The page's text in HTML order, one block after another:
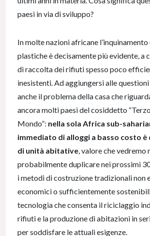
paesi in via di sviluppo?
In molte nazioni africane
plastiche è decisamente più evidente, a
di raccolta dei rifiuti spesso poco
inesistenti. Ad aggiungersi alle
anche il problema della casa che
ancora molti paesi del cosiddetto “Terzo
Mondo”: nella sola Africa sub-
immediato di alloggi a basso costo è
di unità abitative, valore che vedremo
probabilmente duplicare nei prossimi 30
i metodi di costruzione tradizionali non
economici o sufficientemente
tecnologia che consenta il riciclaggio
rifiuti e la produzione di abitazioni in
per soddisfare le attuali esigenze.